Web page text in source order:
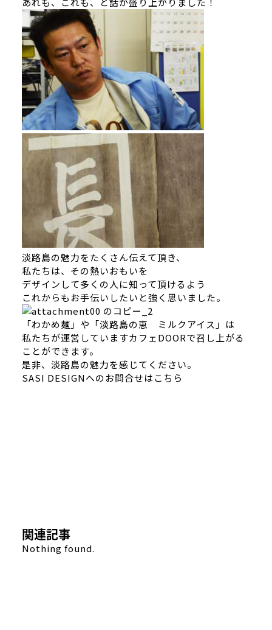
淡路島の魅力をたくさん伝えて頂き、
私たちは、その熱いおもいを
デザインして多くの人に知って頂けるよう
これからもお手伝いしたいと強く思いました。
「わかめ麺」や「淡路島の恵 ミルクアイス」は
私たちが運営していますカフェDOORで召し上がる
ことができます。
是非、淡路島の魅力を感じてください。
SASI DESIGNへのお問合せはこちら
関連記事
Nothing found.